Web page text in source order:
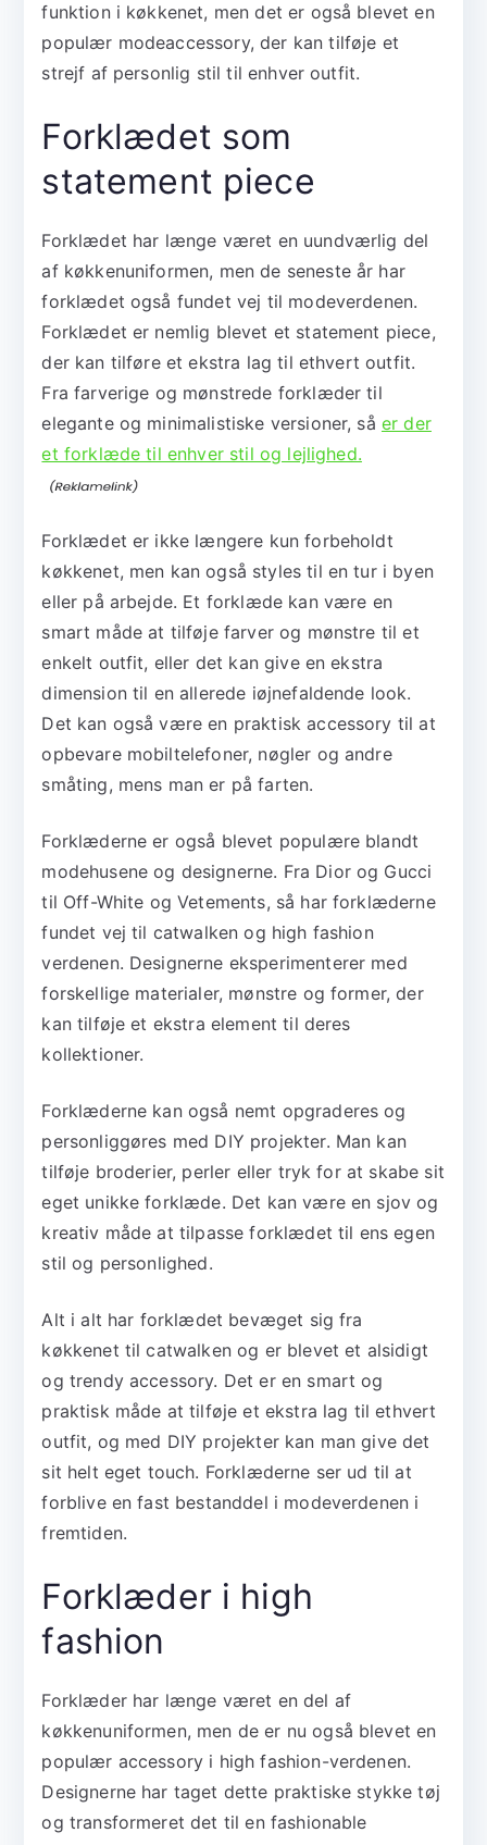
funktion i køkkenet, men det er også blevet en
populær modeaccessory, der kan tilføje et
strejf af personlig stil til enhver outfit.
Forklædet som
statement piece
Forklædet har længe været en uundværlig del
af køkkenuniformen, men de seneste år har
forklædet også fundet vej til modeverdenen.
Forklædet er nemlig blevet et statement piece,
der kan tilføre et ekstra lag til ethvert outfit.
Fra farverige og mønstrede forklæder til
elegante og minimalistiske versioner, så er der
et forklæde til enhver stil og lejlighed.
Forklædet er ikke længere kun forbeholdt
køkkenet, men kan også styles til en tur i byen
eller på arbejde. Et forklæde kan være en
smart måde at tilføje farver og mønstre til et
enkelt outfit, eller det kan give en ekstra
dimension til en allerede iøjnefaldende look.
Det kan også være en praktisk accessory til at
opbevare mobiltelefoner, nøgler og andre
småting, mens man er på farten.
Forklæderne er også blevet populære blandt
modehusene og designerne. Fra Dior og Gucci
til Off-White og Vetements, så har forklæderne
fundet vej til catwalken og high fashion
verdenen. Designerne eksperimenterer med
forskellige materialer, mønstre og former, der
kan tilføje et ekstra element til deres
kollektioner.
Forklæderne kan også nemt opgraderes og
personliggøres med DIY projekter. Man kan
tilføje broderier, perler eller tryk for at skabe sit
eget unikke forklæde. Det kan være en sjov og
kreativ måde at tilpasse forklædet til ens egen
stil og personlighed.
Alt i alt har forklædet bevæget sig fra
køkkenet til catwalken og er blevet et alsidigt
og trendy accessory. Det er en smart og
praktisk måde at tilføje et ekstra lag til ethvert
outfit, og med DIY projekter kan man give det
sit helt eget touch. Forklæderne ser ud til at
forblive en fast bestanddel i modeverdenen i
fremtiden.
Forklæder i high
fashion
Forklæder har længe været en del af
køkkenuniformen, men de er nu også blevet en
populær accessory i high fashion-verdenen.
Designerne har taget dette praktiske stykke tøj
og transformeret det til en fashionable